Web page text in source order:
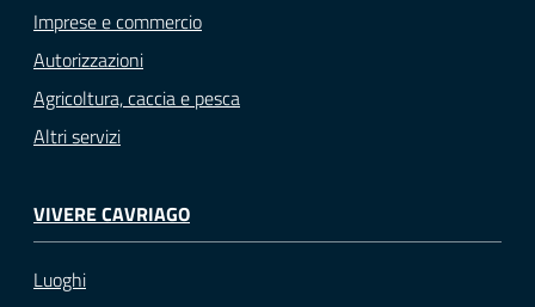
Imprese e commercio
Autorizzazioni
Agricoltura, caccia e pesca
Altri servizi
VIVERE CAVRIAGO
Luoghi